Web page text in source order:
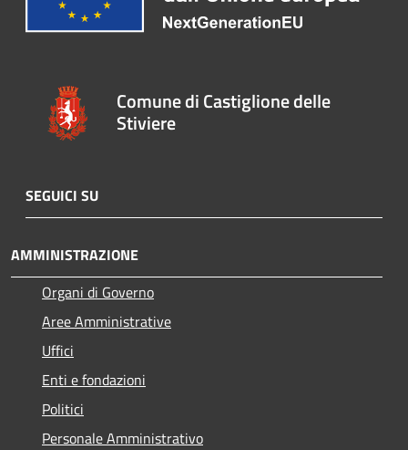
Comune di Castiglione delle
Stiviere
SEGUICI SU
AMMINISTRAZIONE
Organi di Governo
Aree Amministrative
Uffici
Enti e fondazioni
Politici
Personale Amministrativo